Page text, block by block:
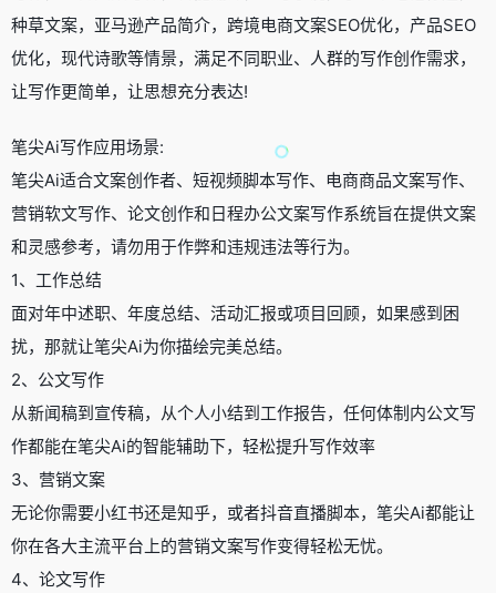
种草文案，亚马逊产品简介，跨境电商文案SEO优化，产品SEO
优化，现代诗歌等情景，满足不同职业、人群的写作创作需求，
让写作更简单，让思想充分表达!
笔尖Ai写作应用场景:
笔尖Ai适合文案创作者、短视频脚本写作、电商商品文案写作、
营销软文写作、论文创作和日程办公文案写作系统旨在提供文案
和灵感参考，请勿用于作弊和违规违法等行为。
1、工作总结
面对年中述职、年度总结、活动汇报或项目回顾，如果感到困
扰，那就让笔尖Ai为你描绘完美总结。
2、公文写作
从新闻稿到宣传稿，从个人小结到工作报告，任何体制内公文写
作都能在笔尖Ai的智能辅助下，轻松提升写作效率
3、营销文案
无论你需要小红书还是知乎，或者抖音直播脚本，笔尖Ai都能让
你在各大主流平台上的营销文案写作变得轻松无忧。
4、论文写作